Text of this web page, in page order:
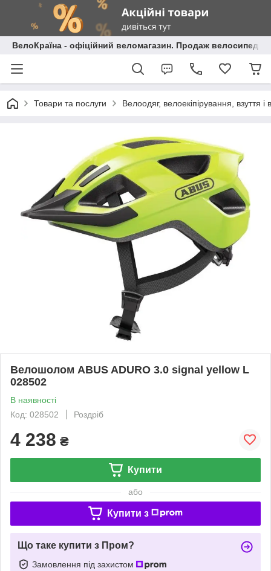
ВелоКраїна - офіційний веломагазин. Продаж велосипедів
Товари та послуги Велоодяг, велоекіпірування, взуття і
Велошолом ABUS ADURO 3.0 signal yellow L
028502
В наявності
Код: 028502
Роздріб
4 238 ₴
Купити
або
Купити з
Що таке купити з Пром?
Замовлення під захистом